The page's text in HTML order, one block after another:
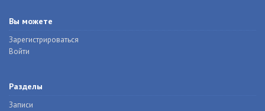
Вы можете
Зарегистрироваться
Войти
Разделы
Записи